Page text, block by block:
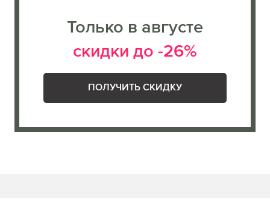
Только в августе
скидки до -26%
ПОЛУЧИТЬ СКИДКУ